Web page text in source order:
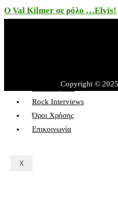
Ο Val Kilmer σε ρόλο …Elvis!
Rock&Sports
Rock Interviews
Όροι Χρήσης
Επικοινωνία
X
Copyright ©